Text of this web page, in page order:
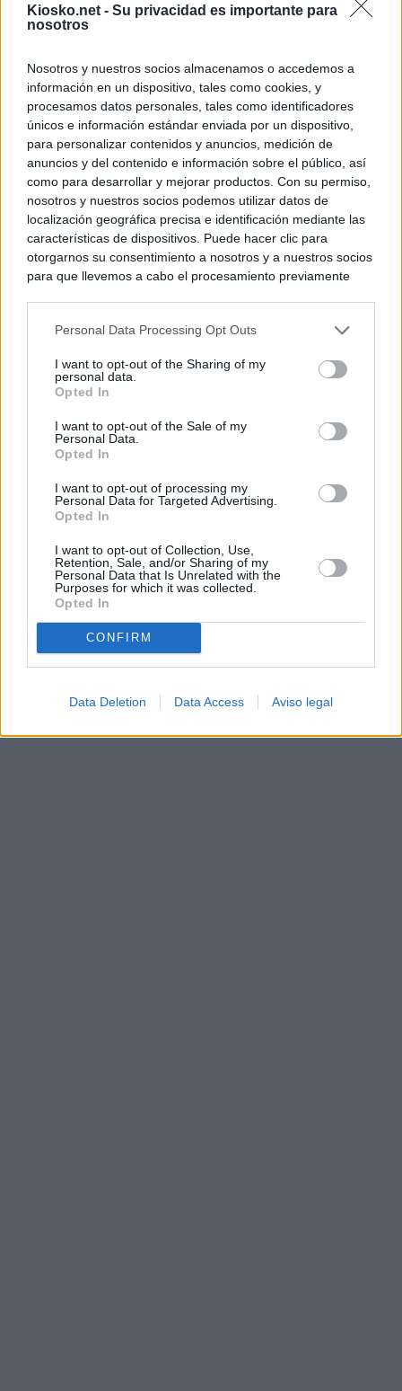
Kiosko.net - Su privacidad es importante para
nosotros
Nosotros y nuestros socios almacenamos o accedemos a
información en un dispositivo, tales como cookies, y
procesamos datos personales, tales como identificadores
únicos e información estándar enviada por un dispositivo,
para personalizar contenidos y anuncios, medición de
anuncios y del contenido e información sobre el público, así
como para desarrollar y mejorar productos. Con su permiso,
nosotros y nuestros socios podemos utilizar datos de
localización geográfica precisa e identificación mediante las
características de dispositivos. Puede hacer clic para
otorgarnos su consentimiento a nosotros y a nuestros socios
para que llevemos a cabo el procesamiento previamente
negar su consentimiento. Tenga en cuenta que algún
de su consentimiento, pero usted tiene el derecho de
rechazar tal procesamiento. Sus preferencias se aplicarán
cualquier momento entrando de nuevo en este sitio web o
visitando nuestra política de privacidad.
Personal Data Processing Opt Outs
I want to opt-out of the Sharing of my
personal data.
Opted In
I want to opt-out of the Sale of my
Personal Data.
Opted In
I want to opt-out of processing my
Personal Data for Targeted Advertising.
Opted In
I want to opt-out of Collection, Use,
Retention, Sale, and/or Sharing of my
Personal Data that Is Unrelated with the
Purposes for which it was collected.
Opted In
CONFIRM
Data Deletion Data Access Aviso legal